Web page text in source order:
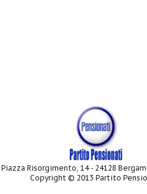
Risorgimento, 14 - 24128
Copyright © 2013 Partito